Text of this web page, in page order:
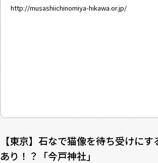
http://musashiichinomiya-hikawa.or.jp/
【東京】石なで猫像を待ち受けに
あり！？「今戸神社」